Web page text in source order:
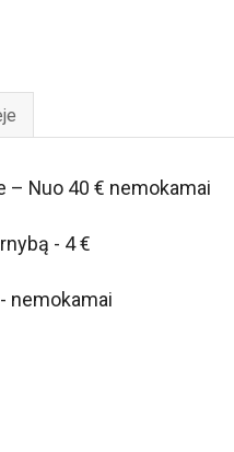
Nuo 40 € nemokamai
- 4 €
nemokamai